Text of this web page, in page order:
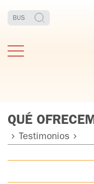
QUÉ
Testimonios